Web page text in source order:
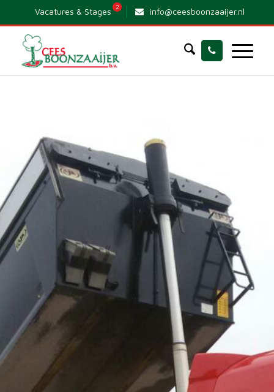
Vacatures & Stages 2 info@ceesboonzaaijer.nl